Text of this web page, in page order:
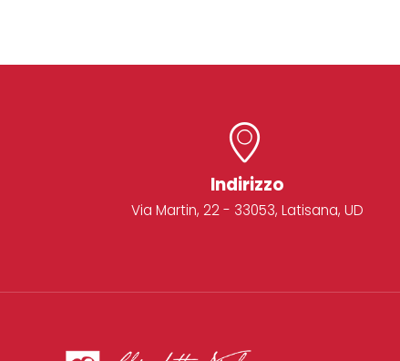
Indirizzo
Via Martin, 22 - 33053, Latisana, UD